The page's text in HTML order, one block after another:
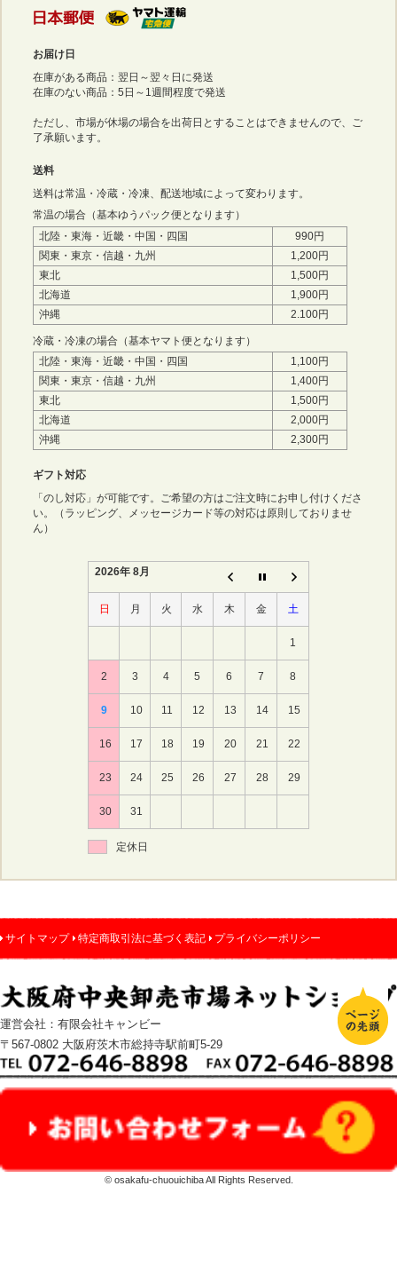
お届け日
在庫がある商品：翌日～翌々日に発送
在庫のない商品：5日～1週間程度で発送
ただし、市場が休場の場合を出荷日とすることはできませんので、ご
了承願います。
送料
送料は常温・冷蔵・冷凍、配送地域によって変わります。
常温の場合（基本ゆうパック便となります）
北陸・東海・近畿・中国・四国
990円
関東・東京・信越・九州
1,200円
東北
1,500円
北海道
1,900円
沖縄
2.100円
冷蔵・冷凍の場合（基本ヤマト便となります）
北陸・東海・近畿・中国・四国
1,100円
関東・東京・信越・九州
1,400円
東北
1,500円
北海道
2,000円
沖縄
2,300円
ギフト対応
「のし対応」が可能です。ご希望の方はご注文時にお申し付けくださ
い。（ラッピング、メッセージカード等の対応は原則しておりませ
ん）
2026年 8月
日 月 火 水 木 金 土
1
2 3 4 5 6 7 8
9 10 11 12 13 14 15
16 17 18 19 20 21 22
23 24 25 26 27 28 29
30 31
定休日
サイトマップ 特定商取引法に基づく表記 プライバシーポリシー
運営会社：有限会社キャンビー
〒567-0802 大阪府茨木市総持寺駅前町5-29
© osakafu-chuouichiba All Rights Reserved.